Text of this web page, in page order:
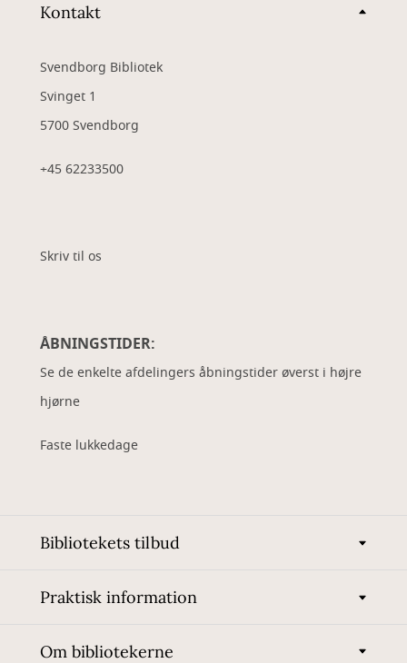
Kontakt
Svendborg Bibliotek
Svinget 1
5700 Svendborg
+45 62233500
Skriv til os
ÅBNINGSTIDER:
Se de enkelte afdelingers åbningstider øverst i højre
hjørne
Faste lukkedage
Bibliotekets tilbud
Praktisk information
Om bibliotekerne